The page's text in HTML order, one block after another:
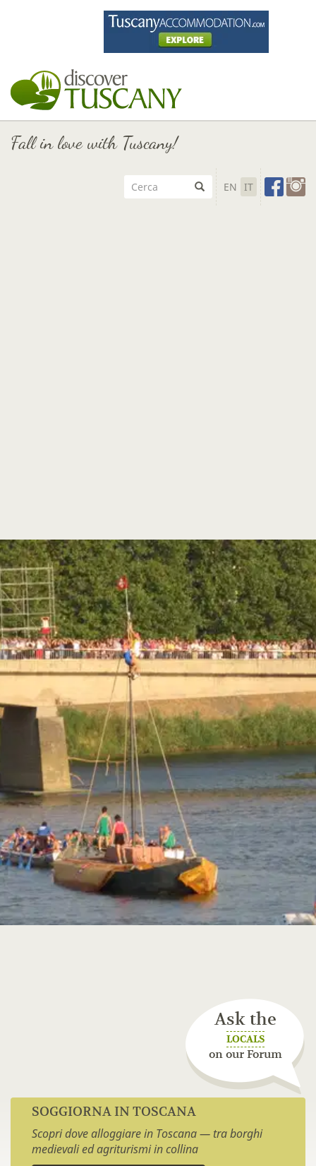
Fall in love with Tuscany!
EN IT
Ask the
LOCALS
on our Forum
SOGGIORNA IN TOSCANA
Scopri dove alloggiare in Toscana — tra borghi
medievali ed agriturismi in collina